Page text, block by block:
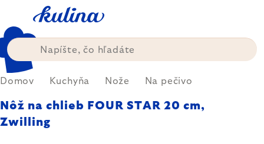
obsah
Domov Kuchyňa Nože Na pečivo
Nôž na chlieb FOUR STAR 20 cm,
Zwilling